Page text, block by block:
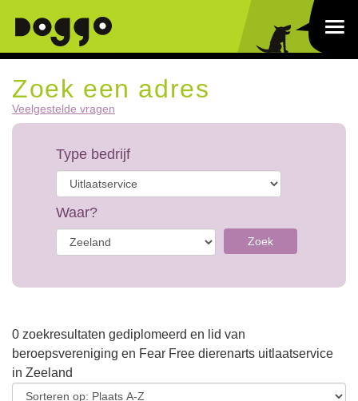
Zoek een adres
Veelgestelde vragen
Type bedrijf
Waar?
Zoek
0 zoekresultaten gediplomeerd en lid van
beroepsvereniging en Fear Free dierenarts uitlaatservice
in Zeeland